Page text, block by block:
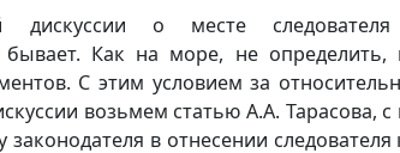
дискуссии о месте
бывает. Как на море, не определить,
С этим условием за
возьмем статью А.А. Тарасова,
в отнесении